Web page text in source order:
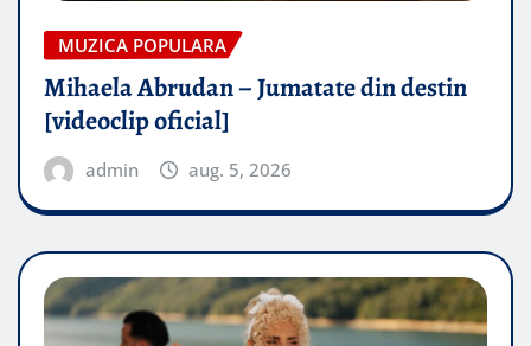
MUZICA POPULARA
Mihaela Abrudan – Jumatate din destin
[videoclip oficial]
admin aug. 5, 2026